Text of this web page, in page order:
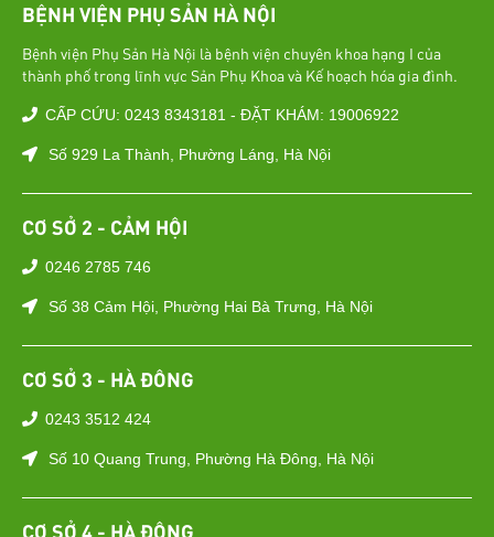
BỆNH VIỆN PHỤ SẢN HÀ NỘI
Bệnh viện Phụ Sản Hà Nội là bệnh viện chuyên khoa hạng I của
thành phố trong lĩnh vực Sản Phụ Khoa và Kế hoạch hóa gia đình.
CẤP CỨU: 0243 8343181 - ĐẶT KHÁM: 19006922
Số 929 La Thành, Phường Láng, Hà Nội
CƠ SỞ 2 - CẢM HỘI
0246 2785 746
Số 38 Cảm Hội, Phường Hai Bà Trưng, Hà Nội
CƠ SỞ 3 - HÀ ĐÔNG
0243 3512 424
Số 10 Quang Trung, Phường Hà Đông, Hà Nội
CƠ SỞ 4 - HÀ ĐÔNG